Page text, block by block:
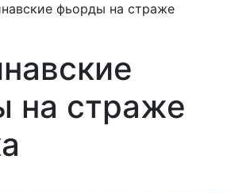
фьорды на страже
на страже